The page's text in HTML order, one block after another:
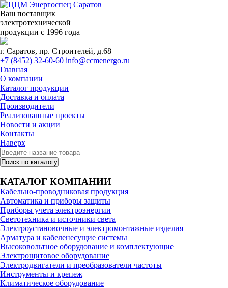
Ваш поставщик
электротехнической
продукции с 1996 года
г. Саратов, пр. Строителей, д.68
+7 (8452) 32-60-60 info@ccmenergo.ru
Главная
О компании
Каталог продукции
Доставка и оплата
Производители
Реализованные проекты
Новости и акции
Контакты
Наверх
КАТАЛОГ КОМПАНИИ
Кабельно-проводниковая продукция
Автоматика и приборы защиты
Приборы учета электроэнергии
Светотехника и источники света
Электроустановочные и электромонтажные изделия
Арматура и кабеленесущие системы
Высоковольтное оборудование и комплектующие
Электрощитовое оборудование
Электродвигатели и преобразователи частоты
Инструменты и крепеж
Климатическое оборудование